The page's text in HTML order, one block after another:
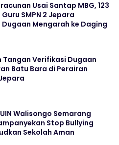
Usai Santap MBG, 123
SMPN 2 Jepara
Dugaan Mengarah ke Daging
Tangan Verifikasi Dugaan
Batu Bara di Perairan
Walisongo Semarang
Stop Bullying
Sekolah Aman